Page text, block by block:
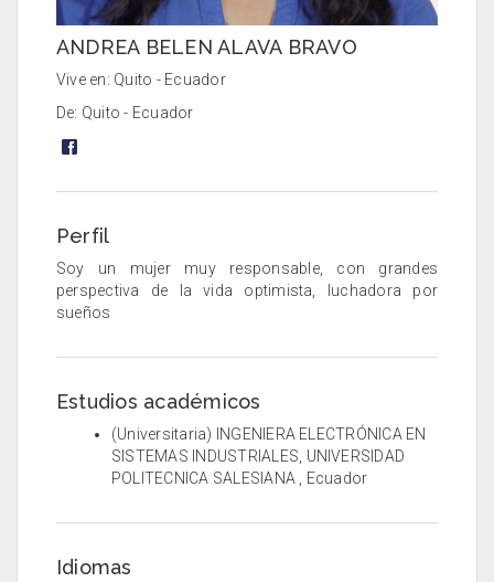
ANDREA BELEN ALAVA BRAVO
Vive en: Quito - Ecuador
De: Quito - Ecuador
Perfil
Soy un mujer muy responsable, con grandes
perspectiva de la vida optimista, luchadora por
sueños
Estudios académicos
(Universitaria) INGENIERA ELECTRÓNICA EN
SISTEMAS INDUSTRIALES, UNIVERSIDAD
POLITECNICA SALESIANA , Ecuador
Idiomas